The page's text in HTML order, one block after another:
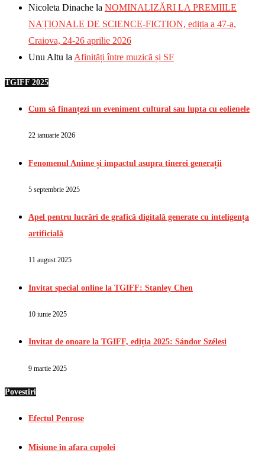
Nicoleta Dinache la NOMINALIZĂRI LA PREMIILE
NAȚIONALE DE SCIENCE-FICTION, ediția a 47-a,
Craiova, 24-26 aprilie 2026
Unu Altu la Afinități între muzică și SF
TGIFF 2025
Cum să finanțezi un eveniment cultural sau lupta cu eolienele
22 ianuarie 2026
Fenomenul Anime și impactul asupra tinerei generații
5 septembrie 2025
Apel pentru lucrări de grafică digitală generate cu inteligența
artificială
11 august 2025
Invitat special online la TGIFF: Stanley Chen
10 iunie 2025
Invitat de onoare la TGIFF, ediția 2025: Sándor Szélesi
9 martie 2025
Povestiri
Efectul Penrose
Misiune în afara cupolei